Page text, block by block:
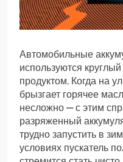
Автомобильные
используются
продуктом. Когда на
брызгает горячее
несложно — с этим
разряженный
трудно запустить в
условиях пускатель